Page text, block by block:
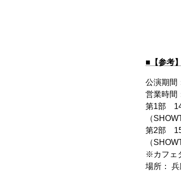
■【参考
公演期間
営業時間
第1部
（
第2部
（
※カフェ
場所：